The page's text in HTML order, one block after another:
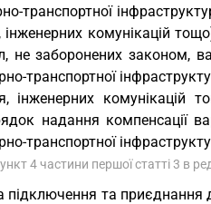
транспортної
комунікацій
не заборонених законом,
транспортної
інженерних комунікацій
надання компенсації
транспортної
4 частини першої статті 3 в
та приєднання